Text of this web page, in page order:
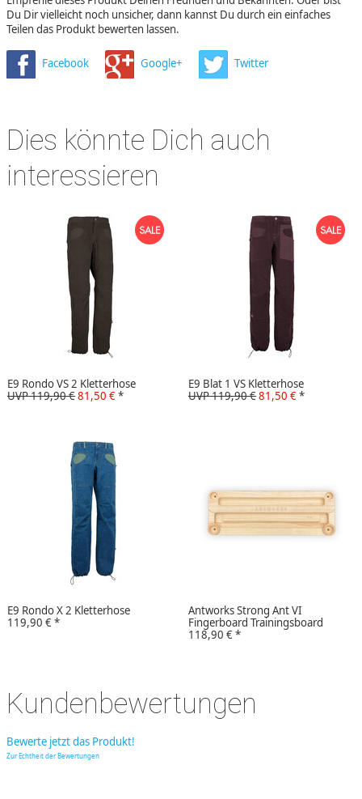
Du Dir vielleicht noch unsicher, dann kannst Du durch ein einfaches
Teilen das Produkt bewerten lassen.
Facebook Google+ Twitter
Dies könnte Dich auch
interessieren
E9 Rondo VS 2 Kletterhose
UVP 119,90 €81,50 €*
E9 Blat 1 VS Kletterhose
UVP 119,90 €81,50 €*
E9 Rondo X 2 Kletterhose
119,90 €*
Antworks Strong Ant VI
Fingerboard Trainingsboard
118,90 €*
Kundenbewertungen
Bewerte jetzt das Produkt!
Zur Echtheit der Bewertungen